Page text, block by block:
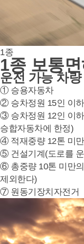
1종
1종 보통면
운전 가능 차량
① 승용자동차
② 승차정원 15인 이
③ 승차정원 12인 이
승합자동차에 한정)
④ 적재중량 12톤 미
⑤ 건설기계(도로를
⑥ 총중량 10톤 미만
제외한다)
⑦ 원동기장치자전거